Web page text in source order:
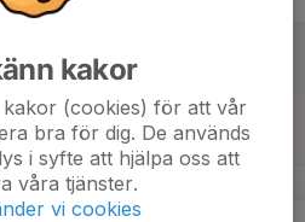
v.30
kakor
(cookies) för att vår
bra för dig. De används
i syfte att hjälpa oss att
våra tjänster.
vi cookies